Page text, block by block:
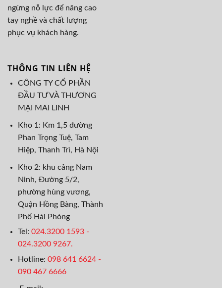
ngừng nỗ lực để nâng cao
tay nghề và chất lượng
phục vụ khách hàng.
THÔNG TIN LIÊN HỆ
CÔNG TY CỔ PHẦN
ĐẦU TƯ VÀ THƯƠNG
MẠI MAI LINH
Kho 1: Km 1,5 đường
Phan Trọng Tuệ, Tam
Hiệp, Thanh Trì, Hà Nội
Kho 2: khu cảng Nam
Ninh, Đường 5/2,
phường hùng vương,
Quận Hồng Bàng, Thành
Phố Hải Phòng
Tel: 024.3200 1593 -
024.3200 9267.
Hotline: 098 641 6624-
090 467 6666